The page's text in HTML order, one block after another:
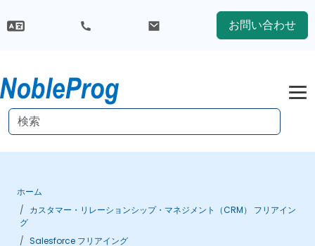
お問い合わせ
ホーム
カスタマー・リレーションシップ・マネジメント（CRM） フリアイン
グ
Salesforce フリアイング